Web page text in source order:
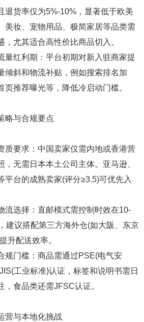
退货率仅为5%-10%，显著低于欧美
美妆、宠物用品、极简家居等品类需
，尤其适合高性价比商品切入。
红利期：平台初期对新入驻商家提
倾斜和物流补贴，例如搜索排名加
页推荐曝光等，降低冷启动门槛。
略与合规要点
要求：中国卖家仅需内地或香港营
，无需日本本土公司主体。亚马逊、
平台的成熟卖家(评分≥3.5)可优先入
选择：直邮模式需控制时效在10-
建议搭配第三方海外仓(如大阪、东京
升配送效率。
门槛：商品需通过PSE(电气安
工业标准)认证，标签和说明书需日
，食品类还需JFSC认证。
营与本地化挑战